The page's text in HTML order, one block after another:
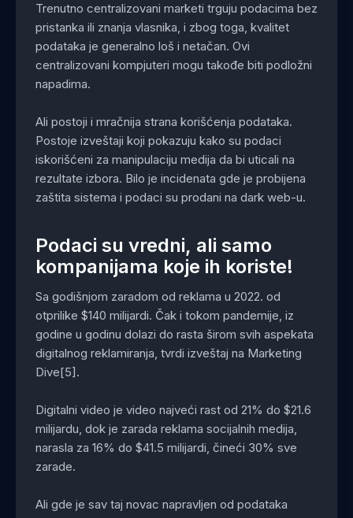
Trenutno centralizovani marketi trguju podacima bez
pristanka ili znanja vlasnika, i zbog toga, kvalitet
podataka je generalno loš i netačan. Ovi
centralizovani kompjuteri mogu takođe biti podložni
napadima.
Ali postoji i mračnija strana korišćenja podataka.
Postoje izveštaji koji pokazuju kako su podaci
iskorišćeni za manipulaciju medija da bi uticali na
rezultate izbora. Bilo je incidenata gde je probijena
zaštita sistema i podaci su prodani na dark web-u.
Podaci su vredni, ali samo
kompanijama koje ih koriste!
Sa godišnjom zaradom od reklama u 2022. od
otprilike $140 milijardi. Čak i tokom pandemije, iz
godine u godinu dolazi do rasta širom svih aspekata
digitalnog reklamiranja, tvrdi izveštaj na Marketing
Dive[5].
Digitalni video je video najveći rast od 21% do $21.6
milijardu, dok je zarada reklama socijalnih medija,
narasla za 16% do $41.5 milijardi, čineći 30% sve
zarade.
Ali gde je sav taj novac napravljen od podataka